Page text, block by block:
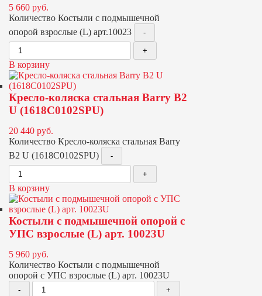
5 660 руб.
Количество Костыли с подмышечной
опорой взрослые (L) арт.10023
В корзину
Кресло-коляска стальная Barry B2
U (1618C0102SPU)
20 440 руб.
Количество Кресло-коляска стальная Barry
B2 U (1618C0102SPU)
В корзину
Костыли с подмышечной опорой с
УПС взрослые (L) арт. 10023U
5 960 руб.
Количество Костыли с подмышечной
опорой с УПС взрослые (L) арт. 10023U